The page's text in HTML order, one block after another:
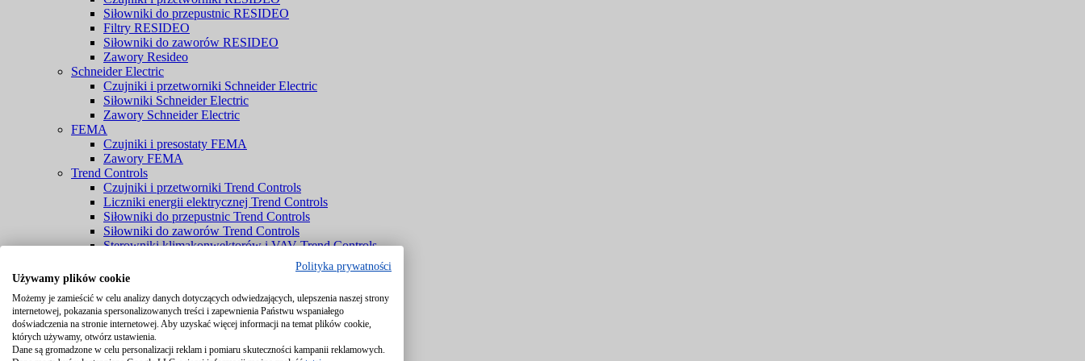
Siłowniki do przepustnic RESIDEO
Filtry RESIDEO
Siłowniki do zaworów RESIDEO
Zawory Resideo
Schneider Electric
Czujniki i przetworniki Schneider Electric
Siłowniki Schneider Electric
Zawory Schneider Electric
FEMA
Czujniki i presostaty FEMA
Zawory FEMA
Trend Controls
Czujniki i przetworniki Trend Controls
Liczniki energii elektrycznej Trend Controls
Siłowniki do przepustnic Trend Controls
Siłowniki do zaworów Trend Controls
Sterowniki klimakonwektorów i VAV Trend Controls
PENN® by Johnson Controls
Komponenty chłodnicze PENN® by Johnson Controls
Zawory PENN® by Johnson Controls
Braukmann
Czujniki Braukmann
Polityka prywatności
Używamy plików cookie
Możemy je zamieścić w celu analizy danych dotyczących odwiedzających, ulepszenia naszej strony
internetowej, pokazania spersonalizowanych treści i zapewnienia Państwu wspaniałego
doświadczenia na stronie internetowej. Aby uzyskać więcej informacji na temat plików cookie,
których używamy, otwórz ustawienia.
Dane są gromadzone w celu personalizacji reklam i pomiaru skuteczności kampanii reklamowych.